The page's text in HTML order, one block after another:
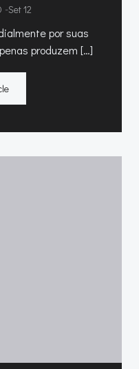
-Set 12
por suas
produzem […]